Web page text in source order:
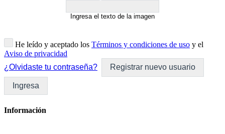
Ingresa el texto de la imagen
He leído y aceptado los Términos y condiciones de uso y el
Aviso de privacidad
¿Olvidaste tu contraseña?
Registrar nuevo usuario
Ingresa
Información